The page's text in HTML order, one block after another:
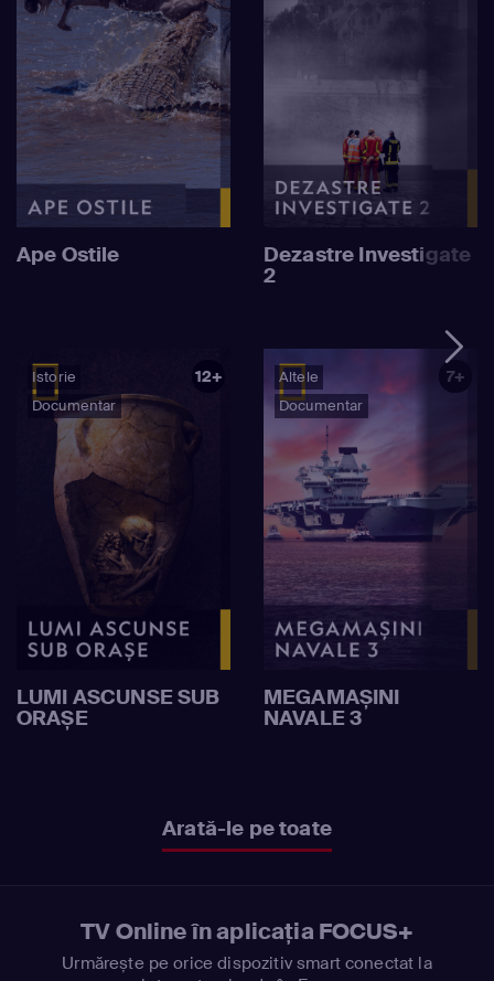
Ape Ostile Dezastre Investigate
2
Istorie
Documentar
12+
LUMI ASCUNSE SUB
ORAȘE
Altele
Documentar
7+
MEGAMAȘINI
NAVALE 3
Arată-le pe toate
TV Online în aplicația FOCUS+
Urmărește pe orice dispozitiv smart conectat la